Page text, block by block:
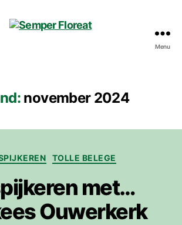
Menu
november 2024
Categorieën
TOLLE BELEGE
met…
Ouwerkerk